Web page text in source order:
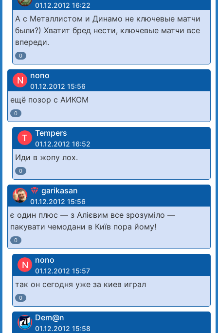
01.12.2012 16:22
А с Металлистом и Динамо не ключевые матчи
были?) Хватит бред нести, ключевые матчи все
впереди.
0
N nono
01.12.2012 15:56
ещё позор с АИКОМ
0
T Tempers
01.12.2012 16:52
Иди в жопу лох.
0
garikasan
01.12.2012 15:56
є один плюс — з Алієвим все зрозуміло —
пакувати чемодани в Київ пора йому!
0
N nono
01.12.2012 15:57
так он сегодня уже за киев играл
0
Dem@n
01.12.2012 15:58